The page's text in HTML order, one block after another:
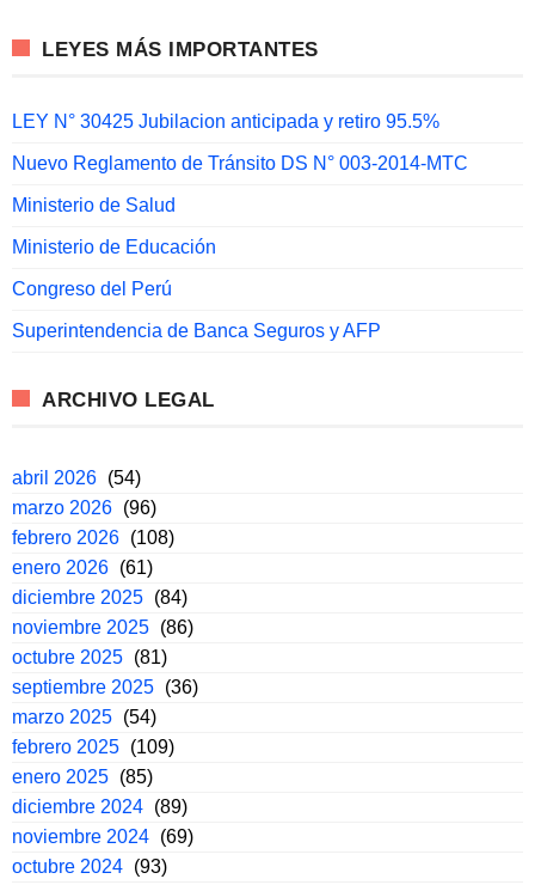
LEYES MÁS IMPORTANTES
LEY N° 30425 Jubilacion anticipada y retiro 95.5%
Nuevo Reglamento de Tránsito DS N° 003-2014-MTC
Ministerio de Salud
Ministerio de Educación
Congreso del Perú
Superintendencia de Banca Seguros y AFP
ARCHIVO LEGAL
abril 2026 (54)
marzo 2026 (96)
febrero 2026 (108)
enero 2026 (61)
diciembre 2025 (84)
noviembre 2025 (86)
octubre 2025 (81)
septiembre 2025 (36)
marzo 2025 (54)
febrero 2025 (109)
enero 2025 (85)
diciembre 2024 (89)
noviembre 2024 (69)
octubre 2024 (93)